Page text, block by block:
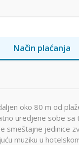
Način plaćanja
oko 80 m od
uredjene sobe sa
smeštajne jedinice
muziku u